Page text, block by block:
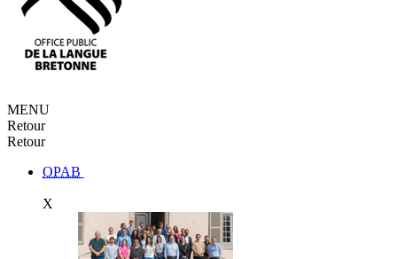
MENU
Retour
Retour
OPAB
X